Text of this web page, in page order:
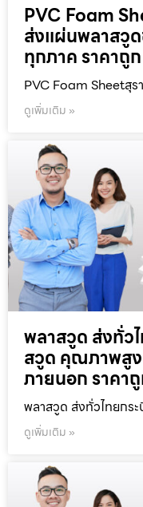
PVC Foam
ส่งแผ่นพลาสวู
ทุกภาค ราคาถู
PVC Foam Sheetสุร
ดูเพิ่มเติม »
พลาสวูด ส่งทั่ว
สวูด คุณภาพสูง
ภายนอก ราคา
พลาสวูด ส่งทั่วไทยกร
ดูเพิ่มเติม »